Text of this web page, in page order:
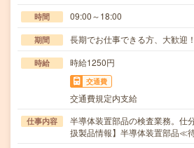
時間 09:00～18:00
期間 長期でお仕事できる方、大歓迎！
時給 時給1250円
交通費
交通費規定内支給
仕事内容
半導体装置部品の検査業務。仕
扱製品情報】半導体装置部品≪